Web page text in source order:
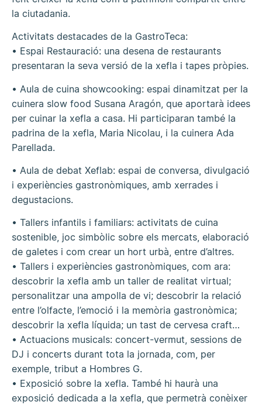
la ciutadania.
Activitats destacades de la GastroTeca:
• Espai Restauració: una desena de restaurants
presentaran la seva versió de la xefla i tapes pròpies.
• Aula de cuina showcooking: espai dinamitzat per la
cuinera slow food Susana Aragón, que aportarà idees
per cuinar la xefla a casa. Hi participaran també la
padrina de la xefla, Maria Nicolau, i la cuinera Ada
Parellada.
• Aula de debat Xeflab: espai de conversa, divulgació
i experiències gastronòmiques, amb xerrades i
degustacions.
• Tallers infantils i familiars: activitats de cuina
sostenible, joc simbòlic sobre els mercats, elaboració
de galetes i com crear un hort urbà, entre d’altres.
• Tallers i experiències gastronòmiques, com ara:
descobrir la xefla amb un taller de realitat virtual;
personalitzar una ampolla de vi; descobrir la relació
entre l’olfacte, l’emoció i la memòria gastronòmica;
descobrir la xefla líquida; un tast de cervesa craft…
• Actuacions musicals: concert-vermut, sessions de
DJ i concerts durant tota la jornada, com, per
exemple, tribut a Hombres G.
• Exposició sobre la xefla. També hi haurà una
exposició dedicada a la xefla, que permetrà conèixer